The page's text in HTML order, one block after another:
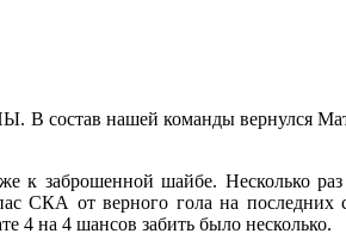
нашей команды вернулся
заброшенной шайбе. Несколько
СКА от верного гола на последних
4 на 4 шансов забить было несколько.